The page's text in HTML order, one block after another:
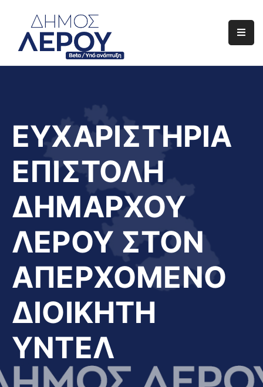
Αρχική
Διαφάνεια
Το
Νησί
Μας
ΕΥΧΑΡΙΣΤΗΡΙΑ
ΕΠΙΣΤΟΛΗ
ΔΗΜΑΡΧΟΥ
ΛΕΡΟΥ ΣΤΟΝ
ΑΠΕΡΧΟΜΕΝΟ
ΔΙΟΙΚΗΤΗ
ΥΝΤΕΛ